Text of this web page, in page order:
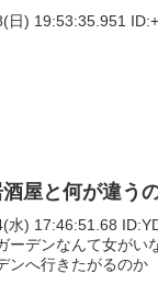
日) 19:53:35.951
屋と何が違う
水) 17:46:51.68
ーデンなんて女がい
ンへ行きたがるのか